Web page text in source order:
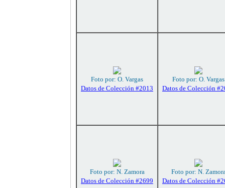
Foto por: O. Vargas
Datos de Colección #2013
Foto por: O. Vargas
Datos de Colección
Foto por: N. Zamora
Datos de Colección #2699
Foto por: N.
Datos de Colección